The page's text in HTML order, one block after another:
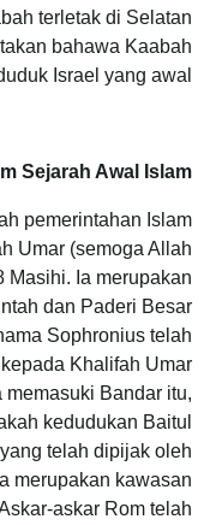
terletak di Selatan
bahawa Kaabah
Israel yang awal.
Sejarah Awal Islam
pemerintahan Islam
Umar (semoga Allah
Masihi. Ia merupakan
dan Paderi Besar
Sophronius telah
Khalifah Umar
Bandar itu,
kedudukan Baitul
telah dipijak oleh
Ia merupakan kawasan
askar Rom telah